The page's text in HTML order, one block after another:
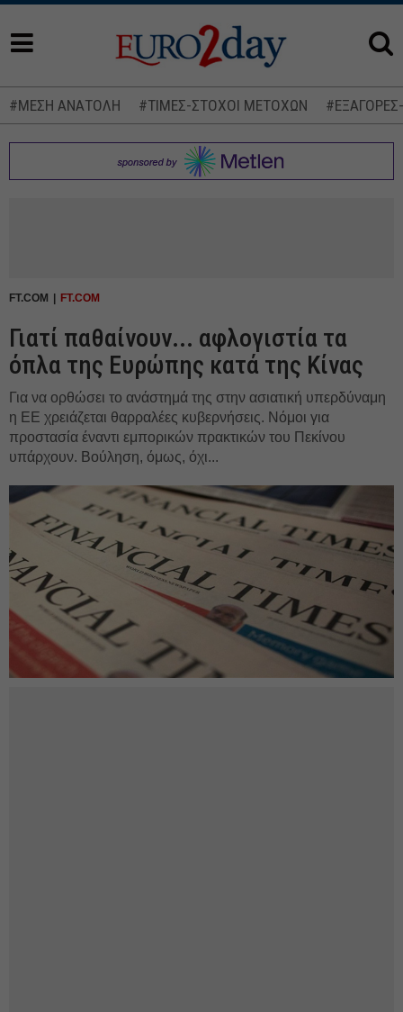
#ΜΕΣΗ ΑΝΑΤΟΛΗ #ΤΙΜΕΣ-ΣΤΟΧΟΙ ΜΕΤΟΧΩΝ
FT.COM FT.COM
Γιατί παθαίνουν... αφλογιστία τα
όπλα της Ευρώπης κατά της Κίνας
Για να ορθώσει το ανάστημά της στην ασιατική υπερδύναμη
η ΕΕ χρειάζεται θαρραλέες κυβερνήσεις. Νόμοι για
προστασία έναντι εμπορικών πρακτικών του Πεκίνου
υπάρχουν. Βούληση, όμως, όχι...